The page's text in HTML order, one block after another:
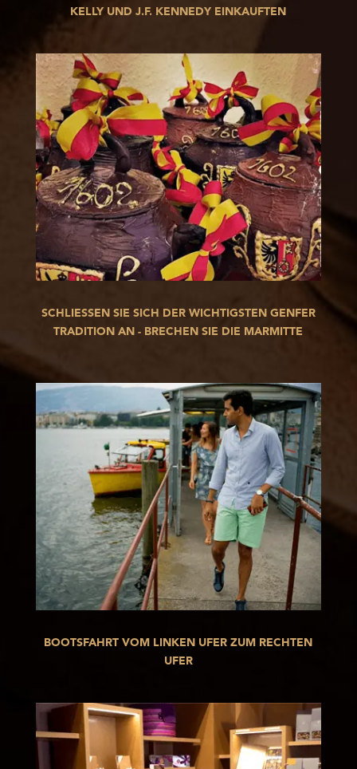
KELLY UND J.F. KENNEDY EINKAUFTEN
SCHLIESSEN SIE SICH DER WICHTIGSTEN GENFER
TRADITION AN - BRECHEN SIE DIE MARMITTE
BOOTSFAHRT VOM LINKEN UFER ZUM RECHTEN
UFER